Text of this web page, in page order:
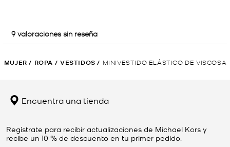
MUJER / ROPA / VESTIDOS / MINIVESTIDO ELÁSTICO DE VISCOSA
Encuentra una tienda
Regístrate para recibir actualizaciones de Michael Kors y
recibe un 10 % de descuento en tu primer pedido.